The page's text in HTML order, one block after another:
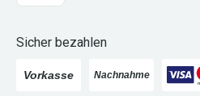
Sicher bezahlen